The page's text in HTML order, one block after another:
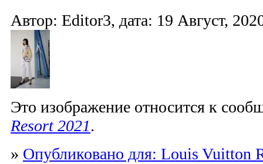
Автор: Editor3, дата: 19 Август,
Это изображение относится к
Resort 2021.
» Опубликовано для: Louis Vuitton